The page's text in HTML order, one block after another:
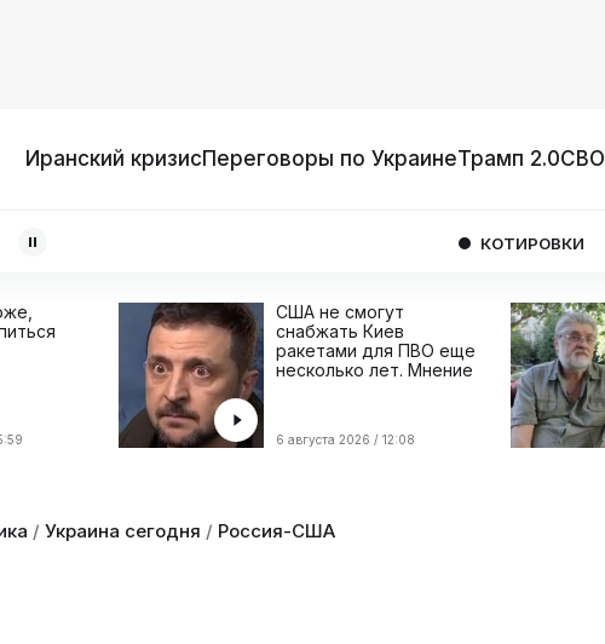
Иранский кризисПереговоры по УкраинеТрамп 2.0СВО
КОТИРОВКИ USD 06/08
США не смогут
снабжать Киев
ракетами для ПВО еще
несколько лет. Мнение
6 августа 2026 / 12:08
/ Украина сегодня / Россия-США